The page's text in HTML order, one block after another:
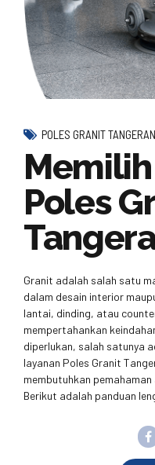
POLES GRANIT
Poles
Granit adalah salah satu
dalam desain interior
lantai, dinding, atau
mempertahankan
diperlukan, salah satunya
layanan Poles Granit
membutuhkan
Berikut adalah panduan